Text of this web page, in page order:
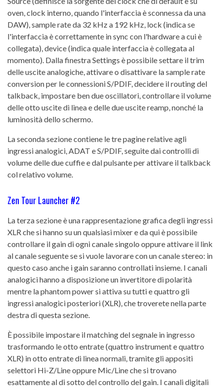
oven, clock interno, quando l'interfaccia è sconnessa da una
DAW), sample rate da 32 kHz a 192 kHz, lock (indica se
l'interfaccia è correttamente in sync con l'hardware a cui è
collegata), device (indica quale interfaccia è collegata al
momento). Dalla finestra Settings è possibile settare il trim
delle uscite analogiche, attivare o disattivare la sample rate
conversion per le connessioni S/PDIF, decidere il routing del
talkback, impostare ben due oscillatori, controllare il volume
delle otto uscite di linea e delle due uscite reamp, nonché la
luminosità dello schermo.
La seconda sezione contiene le tre pagine relative agli
ingressi analogici, ADAT e S/PDIF, seguite dai controlli di
volume delle due cuffie e dal pulsante per attivare il talkback
col relativo volume.
Zen Tour Launcher #2
La terza sezione è una rappresentazione grafica degli ingressi
XLR che si hanno su un qualsiasi mixer e da qui è possibile
controllare il gain di ogni canale singolo oppure attivare il link
al canale seguente se si vuole lavorare con un canale stereo: in
questo caso anche i gain saranno controllati insieme. I canali
analogici hanno a disposizione un invertitore di polarità
mentre la phantom power si attiva su tutti e quattro gli
ingressi analogici posteriori (XLR), che troverete nella parte
destra di questa sezione.
È possibile impostare il matching del segnale in ingresso
trasformando le otto entrate (quattro instrument e quattro
XLR) in otto entrate di linea normali, tramite gli appositi
selettori Hi-Z/Line oppure Mic/Line che si trovano
esattamente al di sotto del controllo del gain. I canali digitali